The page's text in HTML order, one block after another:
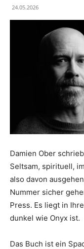
24.05.2026
Damien Ober
Seltsam, spirituell,
also davon
Nummer sicher
Press. Es liegt in
dunkel wie Onyx ist.
Das Buch ist ein